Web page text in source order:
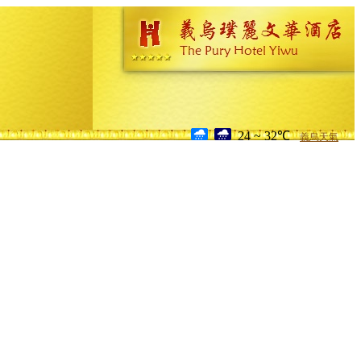
24 ~ 32℃ 義烏天氣